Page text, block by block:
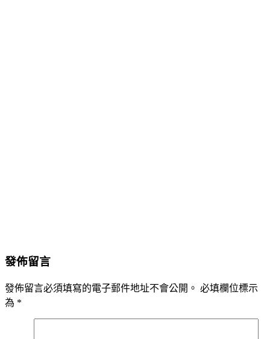
發佈留言
發佈留言必須填寫的電子郵件地址不會公開。 必填欄位標示
為 *